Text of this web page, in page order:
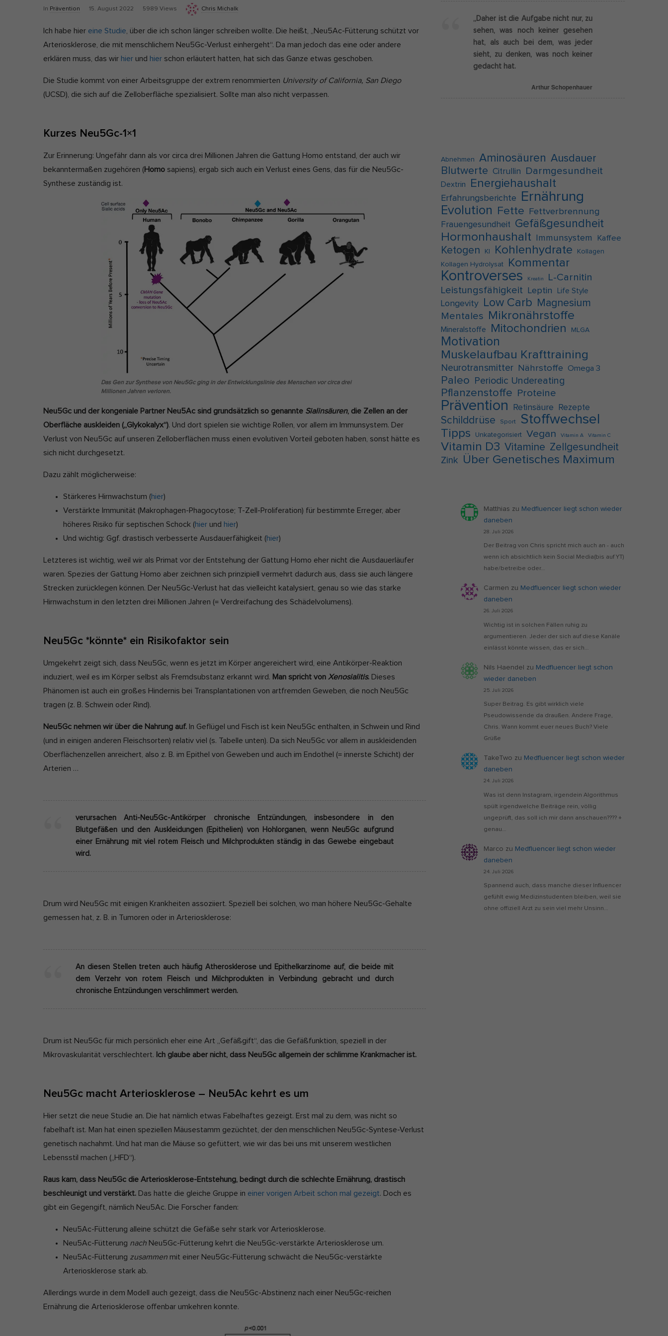
In Prävention P
l
i
15. August 2022 5989 Views Chris Michalk
Ich habe hier eine Studie, über die ich schon länger schreiben wollte. Die heißt, „Neu5Ac-Fütterung schützt vor
Arteriosklerose, die mit menschlichem Neu5Gc-Verlust einhergeht“. Da man jedoch das eine oder andere
erklären muss, das wir hier und hier schon erläutert hatten, hat sich das Ganze etwas geschoben.
Die Studie kommt von einer Arbeitsgruppe der extrem renommierten University of California, San Diego
(UCSD), die sich auf die Zelloberfläche spezialisiert. Sollte man also nicht verpassen.
Kurzes Neu5Gc-1×1
Zur Erinnerung: Ungefähr dann als vor circa drei Millionen Jahren die Gattung Homo entstand, der auch wir
bekanntermaßen zugehören (Homo sapiens), ergab sich auch ein Verlust eines Gens, das für die Neu5Gc-
Synthese zuständig ist.
Das Gen zur Synthese von Neu5Gc ging in der Entwicklungslinie des Menschen vor circa drei
Millionen Jahren verloren.
Neu5Gc und der kongeniale Partner Neu5Ac sind grundsätzlich so genannte Sialinsäuren, die Zellen an der
Oberfläche auskleiden („Glykokalyx“). Und dort spielen sie wichtige Rollen, vor allem im Immunsystem. Der
Verlust von Neu5Gc auf unseren Zelloberflächen muss einen evolutiven Vorteil geboten haben, sonst hätte es
sich nicht durchgesetzt.
Dazu zählt möglicherweise:
Stärkeres Hirnwachstum (hier)
Verstärkte Immunität (Makrophagen-Phagocytose; T-Zell-Proliferation) für bestimmte Erreger, aber
höheres Risiko für septischen Schock (hier und hier)
Und wichtig: Ggf. drastisch verbesserte Ausdauerfähigkeit (hier)
Letzteres ist wichtig, weil wir als Primat vor der Entstehung der Gattung Homo eher nicht die Ausdauerläufer
waren. Spezies der Gattung Homo aber zeichnen sich prinzipiell vermehrt dadurch aus, dass sie auch längere
Strecken zurücklegen können. Der Neu5Gc-Verlust hat das vielleicht katalysiert, genau so wie das starke
Hirnwachstum in den letzten drei Millionen Jahren (= Verdreifachung des Schädelvolumens).
Neu5Gc *könnte* ein Risikofaktor sein
Umgekehrt zeigt sich, dass Neu5Gc, wenn es jetzt im Körper angereichert wird, eine Antikörper-Reaktion
induziert, weil es im Körper selbst als Fremdsubstanz erkannt wird. Man spricht von Xenosialitis. Dieses
Phänomen ist auch ein großes Hindernis bei Transplantationen von artfremden Geweben, die noch Neu5Gc
tragen (z. B. Schwein oder Rind).
Neu5Gc nehmen wir über die Nahrung auf. In Geflügel und Fisch ist kein Neu5Gc enthalten, in Schwein und Rind
(und in einigen anderen Fleischsorten) relativ viel (s. Tabelle unten). Da sich Neu5Gc vor allem in auskleidenden
Oberflächenzellen anreichert, also z. B. im Epithel von Geweben und auch im Endothel (= innerste Schicht) der
Arterien …
verursachen Anti-Neu5Gc-Antikörper chronische Entzündungen, insbesondere in den
Blutgefäßen und den Auskleidungen (Epithelien) von Hohlorganen, wenn Neu5Gc aufgrund
einer Ernährung mit viel rotem Fleisch und Milchprodukten ständig in das Gewebe eingebaut
wird.
Drum wird Neu5Gc mit einigen Krankheiten assoziiert. Speziell bei solchen, wo man höhere Neu5Gc-Gehalte
gemessen hat, z. B. in Tumoren oder in Arteriosklerose:
An diesen Stellen treten auch häufig Atherosklerose und Epithelkarzinome auf, die beide mit
dem Verzehr von rotem Fleisch und Milchprodukten in Verbindung gebracht und durch
chronische Entzündungen verschlimmert werden.
Drum ist Neu5Gc für mich persönlich eher eine Art „Gefäßgift“, das die Gefäßfunktion, speziell in der
Mikrovaskularität verschlechtert. Ich glaube aber nicht, dass Neu5Gc allgemein der schlimme Krankmacher ist.
Neu5Gc macht Arteriosklerose – Neu5Ac kehrt es um
Hier setzt die neue Studie an. Die hat nämlich etwas Fabelhaftes gezeigt. Erst mal zu dem, was nicht so
fabelhaft ist. Man hat einen speziellen Mäusestamm gezüchtet, der den menschlichen Neu5Gc-Syntese-Verlust
genetisch nachahmt. Und hat man die Mäuse so gefüttert, wie wir das bei uns mit unserem westlichen
Lebensstil machen („HFD“).
Raus kam, dass Neu5Gc die Arteriosklerose-Entstehung, bedingt durch die schlechte Ernährung, drastisch
beschleunigt und verstärkt. Das hatte die gleiche Gruppe in einer vorigen Arbeit schon mal gezeigt. Doch es
gibt ein Gegengift, nämlich Neu5Ac. Die Forscher fanden:
Neu5Ac-Fütterung alleine schützt die Gefäße sehr stark vor Arteriosklerose.
Neu5Ac-Fütterung nach Neu5Gc-Fütterung kehrt die Neu5Gc-verstärkte Arteriosklerose um.
Neu5Ac-Fütterung zusammen mit einer Neu5Gc-Fütterung schwächt die Neu5Gc-verstärkte
Arteriosklerose stark ab.
Allerdings wurde in dem Modell auch gezeigt, dass die Neu5Gc-Abstinenz nach einer Neu5Gc-reichen
Ernährung die Arteriosklerose offenbar umkehren konnte.
„Daher ist die Aufgabe nicht nur, zu
sehen, was noch keiner gesehen
hat, als auch bei dem, was jeder
sieht, zu denken, was noch keiner
gedacht hat.
Arthur Schopenhauer
Abnehmen Aminosäuren Ausdauer
Blutwerte
Citrullin Darmgesundheit
Dextrin Energiehaushalt
Erfahrungsberichte Ernährung
Evolution Fette Fettverbrennung
Frauengesundheit Gefäßgesundheit
Hormonhaushalt Immunsystem Kaffee
Ketogen KI Kohlenhydrate
Kollagen
Kollagen Hydrolysat
Kommentar
Kontroverses Kreatin
L-Carnitin
Leistungsfähigkeit
Leptin Life Style
Longevity Low Carb Magnesium
Mentales Mikronährstoffe
Mineralstoffe Mitochondrien MLGA
Motivation
Muskelaufbau Krafttraining
Neurotransmitter Nährstoffe Omega 3
Paleo Periodic Undereating
Pflanzenstoffe Proteine
Prävention Retinsäure Rezepte
Schilddrüse Sport Stoffwechsel
Tipps Unkategorisiert Vegan Vitamin A Vitamin C
Vitamin D3 Vitamine Zellgesundheit
Zink Über Genetisches Maximum
Matthias zu Medfluencer liegt schon wieder
daneben
28. Juli 2026
Der Beitrag von Chris spricht mich auch an - auch
wenn ich absichtlich kein Social Media(bis auf YT)
habe/betreibe oder…
Carmen zu Medfluencer liegt schon wieder
daneben
26. Juli 2026
Wichtig ist in solchen Fällen ruhig zu
argumentieren. Jeder der sich auf diese Kanäle
einlässt könnte wissen, das er sich…
Nils Haendel zu Medfluencer liegt schon
wieder daneben
25. Juli 2026
Super Beitrag. Es gibt wirklich viele
Pseudowissende da draußen. Andere Frage,
Chris. Wann kommt euer neues Buch? Viele
Grüße
TakeTwo zu Medfluencer liegt schon wieder
daneben
24. Juli 2026
Was ist denn Instagram, irgendein Algorithmus
spült irgendwelche Beiträge rein, völlig
ungeprüft, das soll ich mir dann anschauen???? +
genau…
Marco zu Medfluencer liegt schon wieder
daneben
24. Juli 2026
Spannend auch, dass manche dieser Influencer
gefühlt ewig Medizinstudenten bleiben, weil sie
ohne offiziell Arzt zu sein viel mehr Unsinn…
Externe Medien (2) Externe Medien
Inhalte von Videoplattformen und Social-Media-Plattformen werden standardmäßig
blockiert. Wenn Cookies von externen Medien akzeptiert werden, bedarf der Zugriff auf
diese Inhalte keiner manuellen Einwilligung mehr.
Cookie-Informationen anzeigen